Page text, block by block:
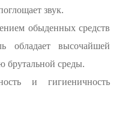
звук.
обыденных средств
обладает высочайшей
брутальной среды.
и гигиеничность